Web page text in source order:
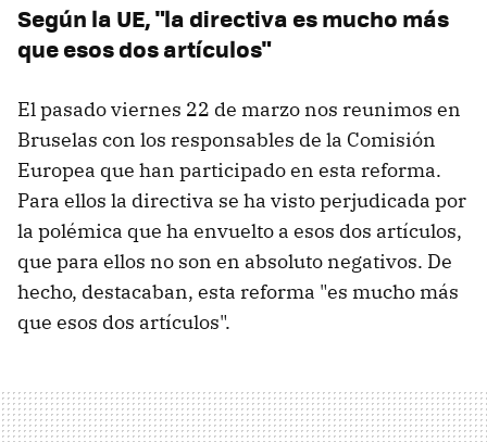
Según la UE, "la directiva es mucho más
que esos dos artículos"
El pasado viernes 22 de marzo nos reunimos en
Bruselas con los responsables de la Comisión
Europea que han participado en esta reforma.
Para ellos la directiva se ha visto perjudicada por
la polémica que ha envuelto a esos dos artículos,
que para ellos no son en absoluto negativos. De
hecho, destacaban, esta reforma "es mucho más
que esos dos artículos".